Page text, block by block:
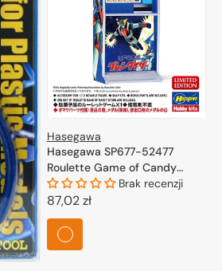
Hasegawa
Hasegawa SP677-52477
Roulette Game of Candy
Store "UFO Robo Grendizer"
1/12
Brak recenzji
Cena
regularna
87,02 zł